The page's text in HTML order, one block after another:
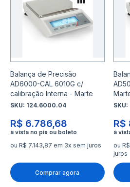
Balança de Precisão
AD6000-CAL 6010G c/
calibração Interna - Marte
SKU: 124.6000.04
R$ 6.786,68
ou R$ 7.143,87 em 3x sem juros
Comprar agora
SKU:
R$
ou
juros